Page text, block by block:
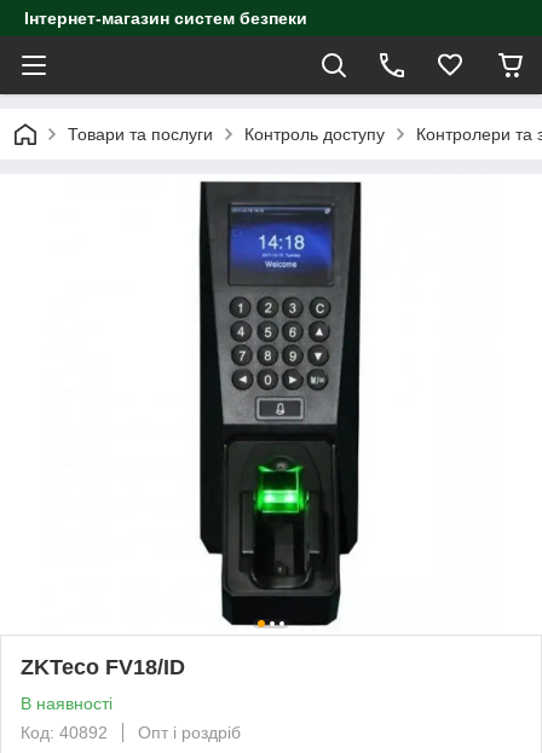
Інтернет-магазин систем безпеки
Товари та послуги Контроль доступу Контролери та
ZKTeco FV18/ID
В наявності
Код: 40892
Опт і роздріб